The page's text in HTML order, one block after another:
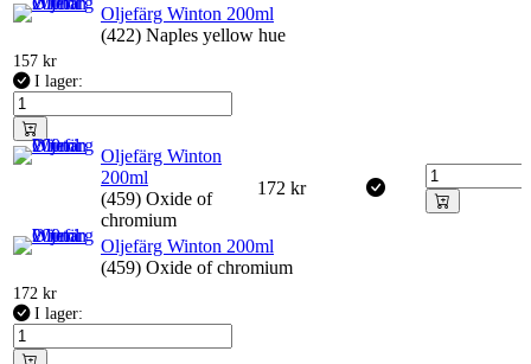
Oljefärg Winton 200ml
(422) Naples yellow hue
157 kr
I lager:
Oljefärg Winton
200ml
(459) Oxide of
chromium
172 kr
Oljefärg Winton 200ml
(459) Oxide of chromium
172 kr
I lager: